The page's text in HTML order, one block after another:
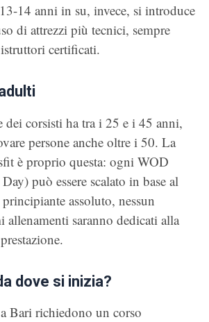
14 anni in su, invece, si introduce
di attrezzi più tecnici, sempre
certificati.
dei corsisti ha tra i 25 e i 45 anni,
persone anche oltre i 50. La
è proprio questa: ogni WOD
può essere scalato in base al
assoluto, nessun
saranno dedicati alla
dove si inizia?
Bari richiedono un corso